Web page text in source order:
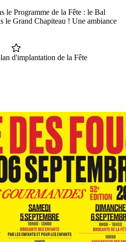
le Programme de la Fête : le Bal
le Grand Chapiteau ! Une ambiance
d'implantation de la Fête